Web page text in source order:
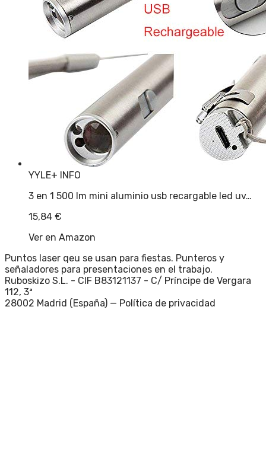
YYLE+ INFO
3 en 1 500 lm mini aluminio usb recargable led uv…
15,84 €
Ver en Amazon
Puntos laser qeu se usan para fiestas. Punteros y
señaladores para presentaciones en el trabajo.
Ruboskizo S.L. - CIF B83121137 - C/ Príncipe de Vergara
112, 3ª
28002 Madrid (España) — Política de privacidad